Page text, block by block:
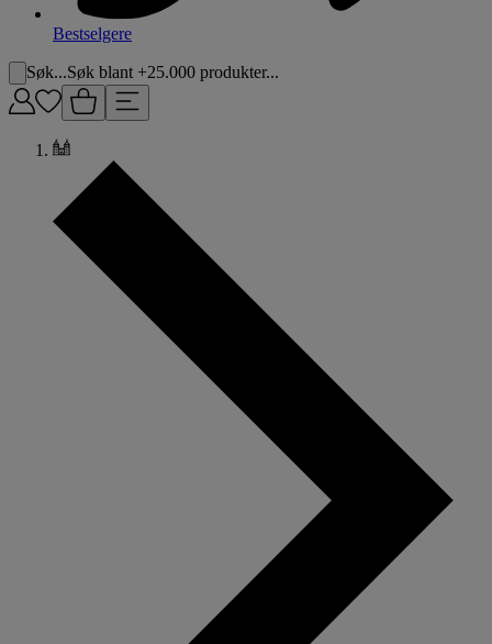
Bestselgere
Søk...Søk blant +25.000 produkter...